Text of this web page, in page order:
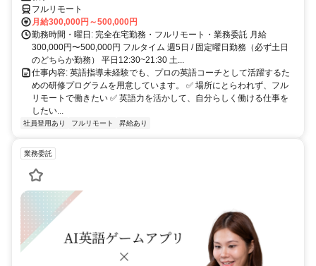
フルリモート
月給300,000円～500,000円
勤務時間・曜日: 完全在宅勤務・フルリモート・業務委託 月給
300,000円〜500,000円 フルタイム 週5日 / 固定曜日勤務（必ず土日
のどちらか勤務） 平日12:30~21:30 土...
仕事内容: 英語指導未経験でも、プロの英語コーチとして活躍するた
めの研修プログラムを用意しています。 ✅ 場所にとらわれず、フル
リモートで働きたい ✅ 英語力を活かして、自分らしく働ける仕事を
したい...
社員登用あり フルリモート 昇給あり
業務委託